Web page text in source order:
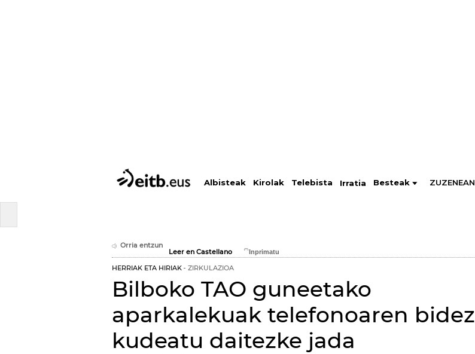
Albisteak Kirolak Telebista Irratia Besteak ZUZENEAN
Orria entzun
Leer en Castellano
HERRIAK ETA HIRIAK ZIRKULAZIOA
Bilboko TAO guneetako
aparkalekuak telefonoaren bidez
kudeatu daitezke jada